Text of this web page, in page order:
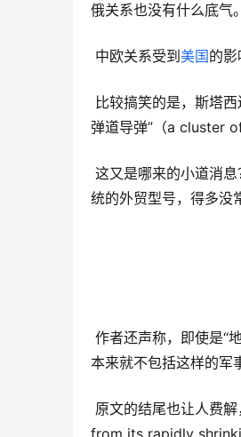
俄关系也没有什么底气
中欧关系受到 美国的影
弹道导弹”（a cluster
统的外贸型号，得多没
本来就不包括这样的军